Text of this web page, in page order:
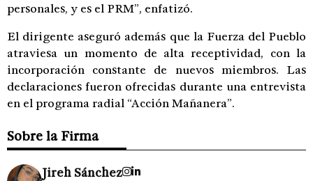
personales, y es el PRM”, enfatizó.
El dirigente aseguró además que la Fuerza del Pueblo
atraviesa un momento de alta receptividad, con la
incorporación constante de nuevos miembros. Las
declaraciones fueron ofrecidas durante una entrevista
en el programa radial “Acción Mañanera”.
Sobre la Firma
Jireh Sánchez